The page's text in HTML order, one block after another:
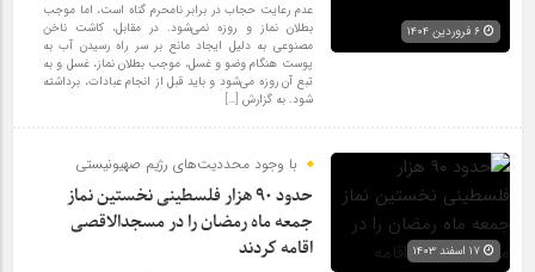
عدم رعایت حجاب در برابر نامحرم گناه است، اما موجب
بطلان نماز و روزه نمی‌شود. در مقابل، کاشت ناخن
مصنوعی به دلیل ایجاد مانع بر سر راه رسیدن آب به
پوست هنگام وضو و غسل، موجب بطلان نماز، غسل و به
تبع آن روزه می‌شود و باید قبل از انجام عبادات، برداشته
شود. به گزارش […]
با وجود محددیت‌های رژیم صهیونیستی
حدود ۹۰ هزار فلسطینی نخستین نماز
جمعه ماه رمضان را در مسجدالاقصی
اقامه کردند